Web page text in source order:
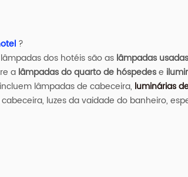
?
dos hotéis são aslâmpadas
alâmpadas do quarto de hóspedese
lâmpadas de cabeceira, luminárias
luzes da vaidade do banheiro,